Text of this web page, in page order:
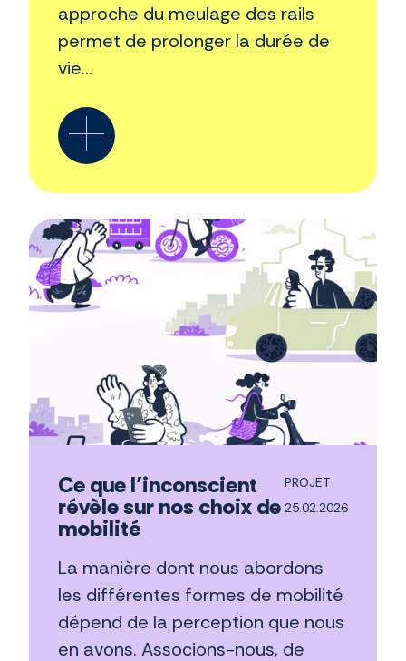
approche du meulage des rails
permet de prolonger la durée de
vie...
Ce que l’inconscient
révèle sur nos choix de
mobilité
PROJET
25.02.2026
La manière dont nous abordons
les différentes formes de mobilité
dépend de la perception que nous
en avons. Associons-nous, de